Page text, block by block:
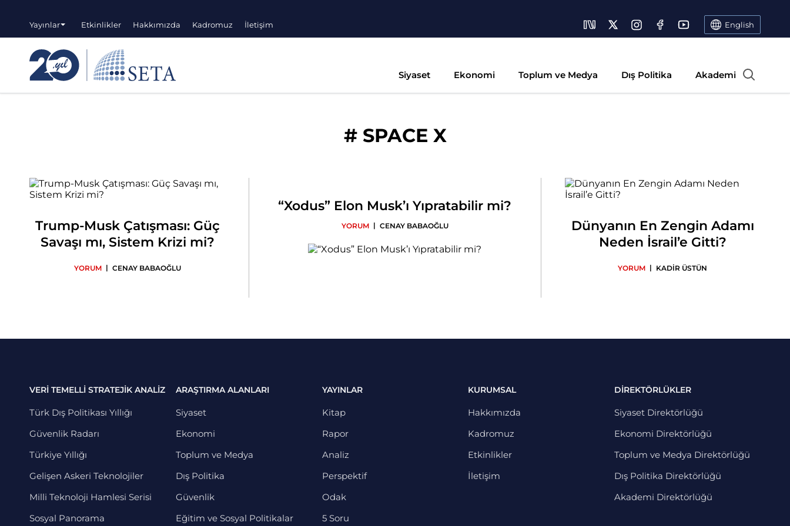
Yayınlar Etkinlikler Hakkımızda Kadromuz İletişim English
Siyaset Ekonomi Toplum ve Medya Dış Politika Akademi
# SPACE X
Trump-Musk Çatışması: Güç
Savaşı mı, Sistem Krizi mi?
YORUM | CENAY BABAOĞLU
“Xodus” Elon Musk’ı Yıpratabilir mi?
YORUM | CENAY BABAOĞLU
Dünyanın En Zengin Adamı
Neden İsrail’e Gitti?
YORUM | KADİR ÜSTÜN
VERİ TEMELLİ STRATEJİK ANALİZ
Türk Dış Politikası Yıllığı
Güvenlik Radarı
Türkiye Yıllığı
Gelişen Askeri Teknolojiler
Milli Teknoloji Hamlesi Serisi
Sosyal Panorama
ARAŞTIRMA ALANLARI
Siyaset
Ekonomi
Toplum ve Medya
Dış Politika
Güvenlik
Eğitim ve Sosyal Politikalar
YAYINLAR
Kitap
Rapor
Analiz
Perspektif
Odak
5 Soru
KURUMSAL
Hakkımızda
Kadromuz
Etkinlikler
İletişim
DİREKTÖRLÜKLER
Siyaset Direktörlüğü
Ekonomi Direktörlüğü
Toplum ve Medya Direktörlüğü
Dış Politika Direktörlüğü
Akademi Direktörlüğü